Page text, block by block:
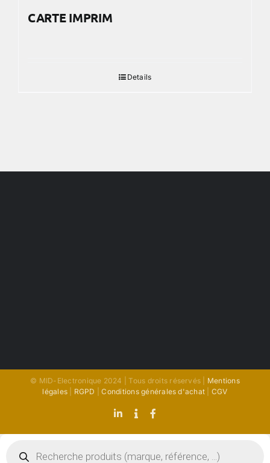
CARTE IMPRIM
Details
© MID-Electronique 2024 | Tous droits réservés | Mentions
légales
RGPD |Conditions générales d'achat CGV
LinkedIn
Indeed